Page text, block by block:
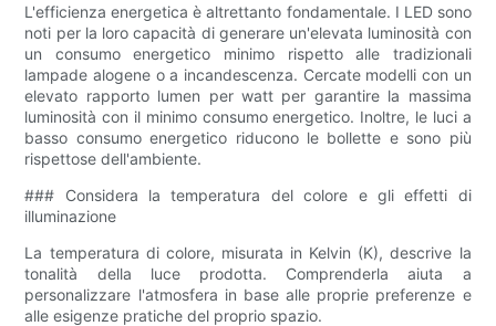
L'efficienza energetica è altrettanto fondamentale. I LED sono
noti per la loro capacità di generare un'elevata luminosità con
un consumo energetico minimo rispetto alle tradizionali
lampade alogene o a incandescenza. Cercate modelli con un
elevato rapporto lumen per watt per garantire la massima
luminosità con il minimo consumo energetico. Inoltre, le luci a
basso consumo energetico riducono le bollette e sono più
rispettose dell'ambiente.
### Considera la temperatura del colore e gli effetti di
illuminazione
La temperatura di colore, misurata in Kelvin (K), descrive la
tonalità della luce prodotta. Comprenderla aiuta a
personalizzare l'atmosfera in base alle proprie preferenze e
alle esigenze pratiche del proprio spazio.